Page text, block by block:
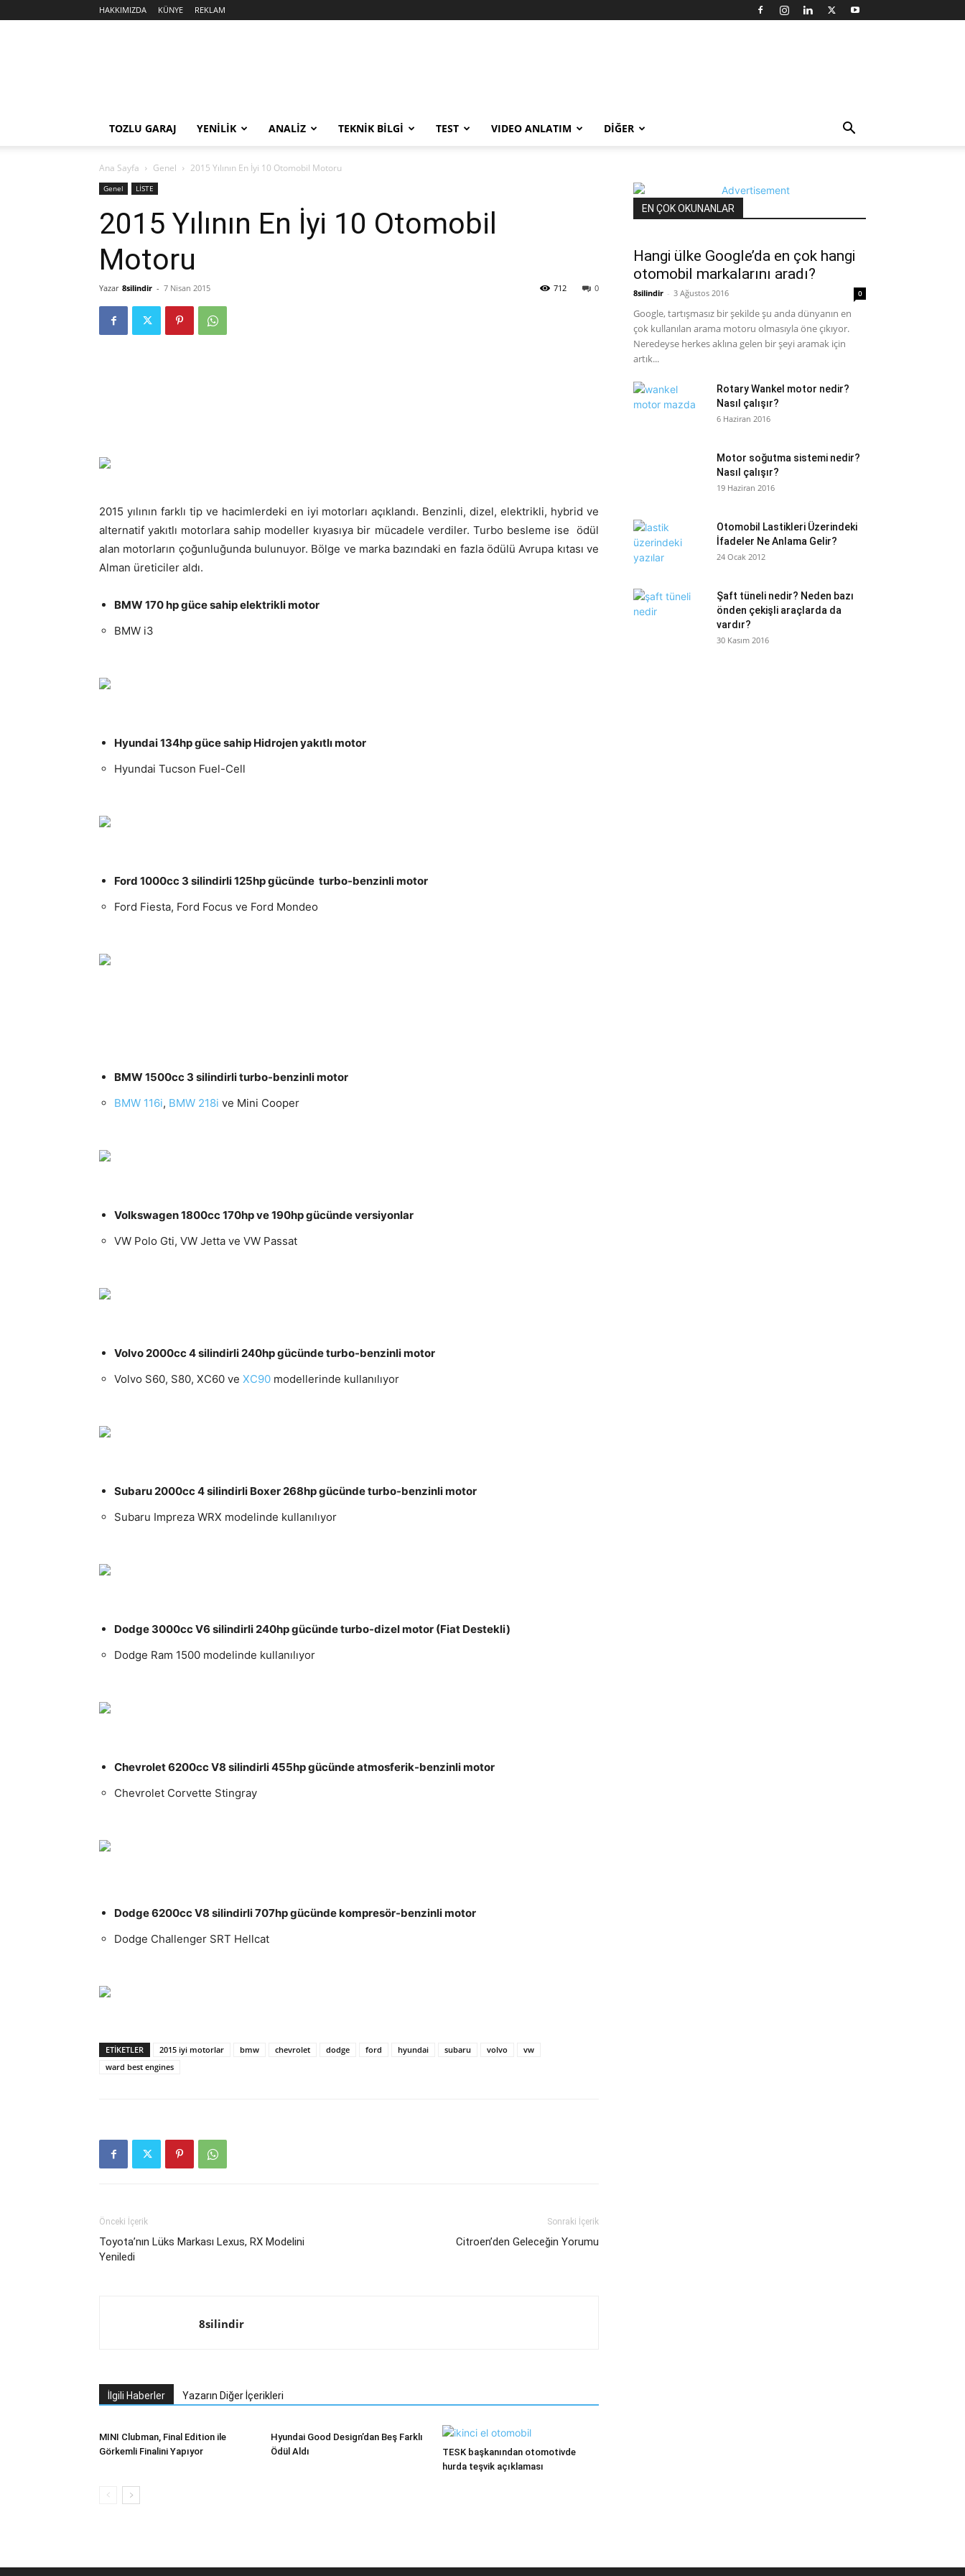
HAKKIMIZDA KÜNYE REKLAM
TOZLU GARAJ YENİLİK ANALİZ TEKNİK BİLGİ TEST VIDEO ANLATIM DİĞER
Ana Sayfa Genel 2015 Yılının En İyi 10 Otomobil Motoru
Genel LİSTE
2015 Yılının En İyi 10 Otomobil
Motoru
Yazar 8silindir - 7 Nisan 2015 0
712
2015 yılının farklı tip ve hacimlerdeki en iyi motorları açıklandı. Benzinli, dizel, elektrikli, hybrid ve
alternatif yakıtlı motorlara sahip modeller kıyasıya bir mücadele verdiler. Turbo besleme ise ödül
alan motorların çoğunluğunda bulunuyor. Bölge ve marka bazındaki en fazla ödülü Avrupa kıtası ve
Alman üreticiler aldı.
BMW 170 hp güce sahip elektrikli motor
BMW i3
Hyundai 134hp güce sahip Hidrojen yakıtlı motor
Hyundai Tucson Fuel-Cell
Ford 1000cc 3 silindirli 125hp gücünde turbo-benzinli motor
Ford Fiesta, Ford Focus ve Ford Mondeo
BMW 1500cc 3 silindirli turbo-benzinli motor
BMW 116i, BMW 218i ve Mini Cooper
Volkswagen 1800cc 170hp ve 190hp gücünde versiyonlar
VW Polo Gti, VW Jetta ve VW Passat
Volvo 2000cc 4 silindirli 240hp gücünde turbo-benzinli motor
Volvo S60, S80, XC60 ve XC90 modellerinde kullanılıyor
Subaru 2000cc 4 silindirli Boxer 268hp gücünde turbo-benzinli motor
Subaru Impreza WRX modelinde kullanılıyor
Dodge 3000cc V6 silindirli 240hp gücünde turbo-dizel motor (Fiat Destekli)
Dodge Ram 1500 modelinde kullanılıyor
Chevrolet 6200cc V8 silindirli 455hp gücünde atmosferik-benzinli motor
Chevrolet Corvette Stingray
Dodge 6200cc V8 silindirli 707hp gücünde kompresör-benzinli motor
Dodge Challenger SRT Hellcat
ETIKETLER 2015 iyi motorlar bmw chevrolet dodge ford hyundai subaru volvo
vw
ward best engines
Önceki İçerik
Toyota’nın Lüks Markası Lexus, RX Modelini
Yeniledi
Sonraki İçerik
Citroen’den Geleceğin Yorumu
8silindir
İlgili Haberler Yazarın Diğer İçerikleri
MINI Clubman, Final Edition ile
Görkemli Finalini Yapıyor
Hyundai Good Design’dan Beş Farklı
Ödül Aldı
TESK başkanından otomotivde
hurda teşvik açıklaması
EN ÇOK OKUNANLAR
Hangi ülke Google’da en çok hangi
otomobil markalarını aradı?
8silindir - 3 Ağustos 2016 0
Google, tartışmasız bir şekilde şu anda dünyanın en
çok kullanılan arama motoru olmasıyla öne çıkıyor.
Neredeyse herkes aklına gelen bir şeyi aramak için
artık...
Rotary Wankel motor nedir?
Nasıl çalışır?
6 Haziran 2016
Motor soğutma sistemi nedir?
Nasıl çalışır?
19 Haziran 2016
Otomobil Lastikleri Üzerindeki
İfadeler Ne Anlama Gelir?
24 Ocak 2012
Şaft tüneli nedir? Neden bazı
önden çekişli araçlarda da
vardır?
30 Kasım 2016